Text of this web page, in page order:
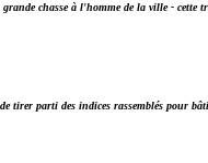
chasse à l'homme de la ville - cette
tirer parti des indices rassemblés pour